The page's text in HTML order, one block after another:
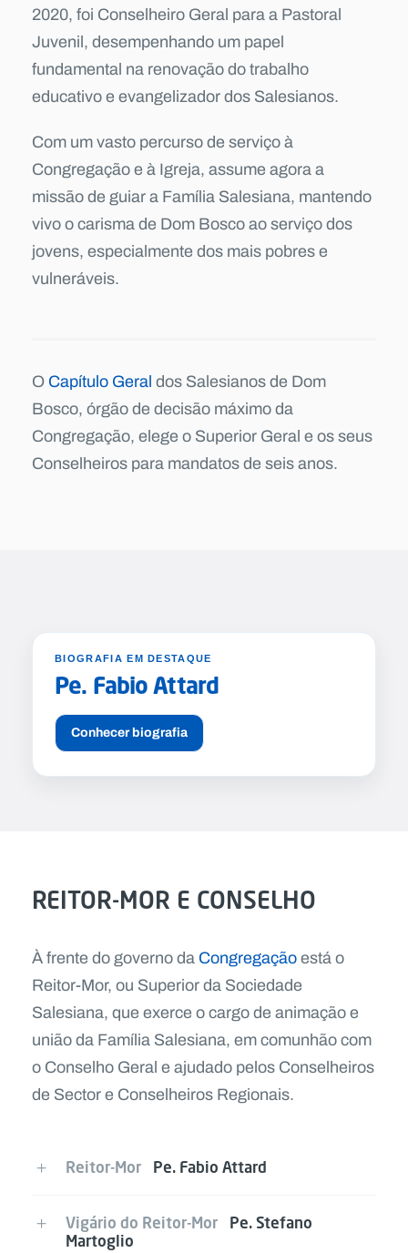
2020, foi Conselheiro Geral para a Pastoral
Juvenil, desempenhando um papel
fundamental na renovação do trabalho
educativo e evangelizador dos Salesianos.
Com um vasto percurso de serviço à
Congregação e à Igreja, assume agora a
missão de guiar a Família Salesiana, mantendo
vivo o carisma de Dom Bosco ao serviço dos
jovens, especialmente dos mais pobres e
vulneráveis.
OCapítulo Geraldos Salesianos de Dom
Bosco, órgão de decisão máximo da
Congregação, elege o Superior Geral e os seus
Conselheiros para mandatos de seis anos.
BIOGRAFIA EM DESTAQUE
Pe. Fabio Attard
Conhecer biografia
REITOR-MOR E CONSELHO
À frente do governo daCongregaçãoestá o
Reitor-Mor, ou Superior da Sociedade
Salesiana, que exerce o cargo de animação e
união da Família Salesiana, em comunhão com
o Conselho Geral e ajudado pelos Conselheiros
de Sector e Conselheiros Regionais.
Reitor-Mor Pe. Fabio Attard
Vigário do Reitor-Mor
Pe. Stefano
Martoglio